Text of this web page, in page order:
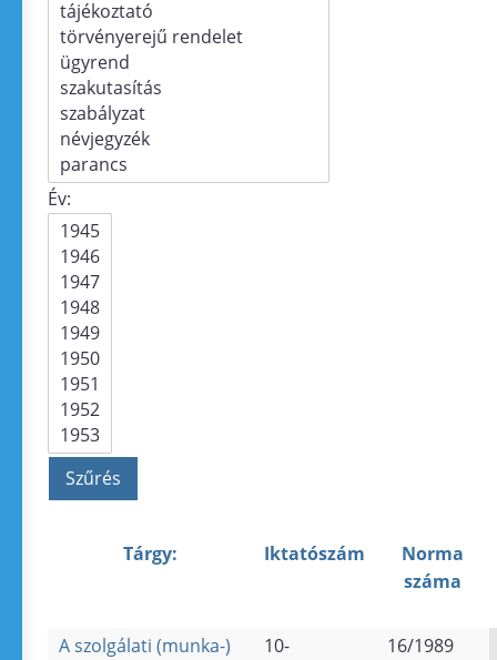
Év:
Tárgy: Iktatószám
Norma
száma
A szolgálati (munka-)
10-
16/1989